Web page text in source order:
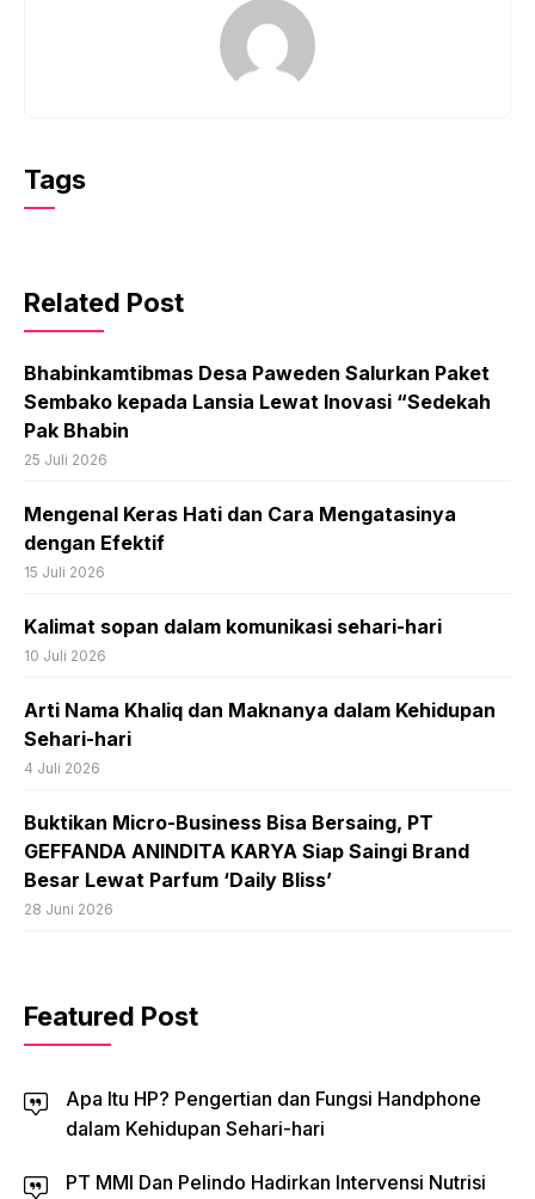
Tags
Related Post
Bhabinkamtibmas Desa Paweden Salurkan Paket
Sembako kepada Lansia Lewat Inovasi “Sedekah
Pak Bhabin
25 Juli 2026
Mengenal Keras Hati dan Cara Mengatasinya
dengan Efektif
15 Juli 2026
Kalimat sopan dalam komunikasi sehari-hari
10 Juli 2026
Arti Nama Khaliq dan Maknanya dalam Kehidupan
Sehari-hari
4 Juli 2026
Buktikan Micro-Business Bisa Bersaing, PT
GEFFANDA ANINDITA KARYA Siap Saingi Brand
Besar Lewat Parfum ‘Daily Bliss’
28 Juni 2026
Featured Post
Apa Itu HP? Pengertian dan Fungsi Handphone
dalam Kehidupan Sehari-hari
PT MMI Dan Pelindo Hadirkan Intervensi Nutrisi